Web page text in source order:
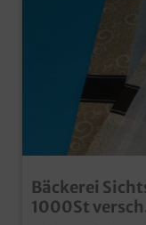
Bäckerei
1000St